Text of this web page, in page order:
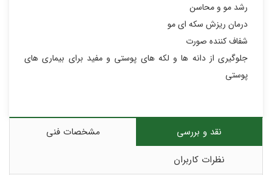
رشد مو و محاسن
درمان ریزش سکه ای مو
شفاف کننده صورت
جلوگیری از دانه ها و لکه های پوستی و مفید برای بیماری های
پوستی
نقد و بررسی
مشخصات فنی
نظرات کاربران